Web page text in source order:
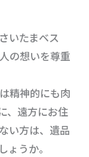
いたまベス
の想いを尊重
精神的にも肉
、遠方にお住
い方は、遺品
ょうか。